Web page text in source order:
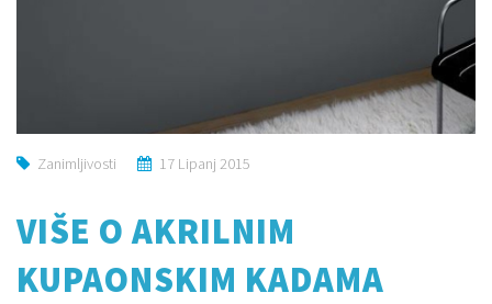
Zanimljivosti 17 Lipanj 2015
VIŠE O AKRILNIM
KUPAONSKIM KADAMA